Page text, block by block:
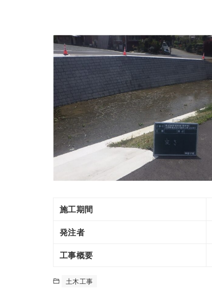
施工期間
発注者
工事概要
土木工事